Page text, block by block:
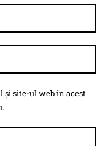
și site-ul web în acest